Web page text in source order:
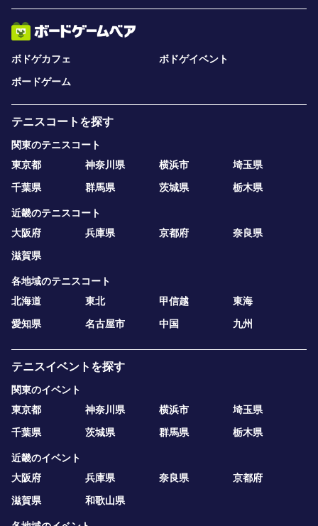
ボドゲカフェ
ボドゲイベント
ボードゲーム
テニスコートを探す
関東のテニスコート
東京都
神奈川県 横浜市
埼玉県
千葉県
群馬県 茨城県 栃木県
近畿のテニスコート
大阪府
兵庫県 京都府
奈良県
滋賀県
各地域のテニスコート
北海道
東北 甲信越
東海
愛知県
名古屋市 中国 九州
テニスイベントを探す
関東のイベント
東京都
神奈川県 横浜市
埼玉県
千葉県
茨城県 群馬県 栃木県
近畿のイベント
大阪府
兵庫県 奈良県
京都府
滋賀県
和歌山県